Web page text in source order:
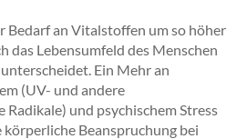
Bedarf an Vitalstoffen um so höher
das Lebensumfeld des Menschen
Ein Mehr an
(UV- und andere
Radikale) und psychischem Stress
Beanspruchung bei